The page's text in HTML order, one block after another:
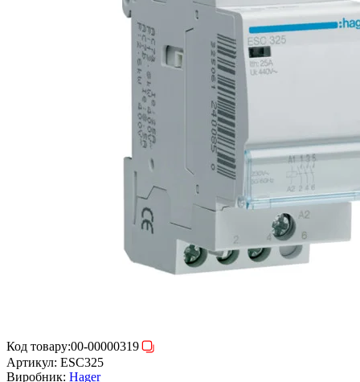
Код товару:00-00000319
Артикул: ESC325
Виробник: Hager